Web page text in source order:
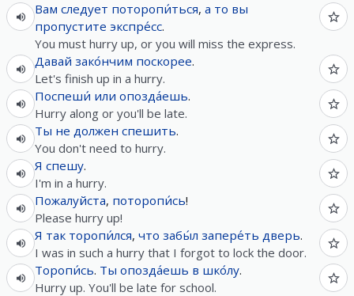
Вам следует поторопи́ться, а то вы
пропустите экспре́сс.
You must hurry up, or you will miss the express.
Давай зако́нчим поскорее.
Let's finish up in a hurry.
Поспеши́ или опозда́ешь.
Hurry along or you'll be late.
Ты не должен спешить.
You don't need to hurry.
Я спешу.
I'm in a hurry.
Пожалуйста, поторопи́сь!
Please hurry up!
Я так торопи́лся, что забы́л запере́ть дверь.
I was in such a hurry that I forgot to lock the door.
Торопи́сь. Ты опозда́ешь в шко́лу.
Hurry up. You'll be late for school.